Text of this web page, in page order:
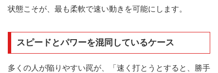
状態こそが、最も柔軟で速い動きを可能にします。
スピードとパワーを混同しているケース
多くの人が陥りやすい罠が、「速く打とうとすると、勝手